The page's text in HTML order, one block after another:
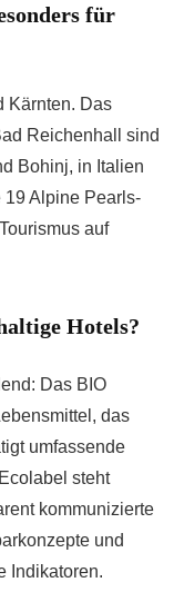
für
Kärnten. Das
Reichenhall sind
Bohinj, in Italien
Alpine Pearls-
auf
Hotels?
Das BIO
das
umfassende
steht
kommunizierte
und
Indikatoren.